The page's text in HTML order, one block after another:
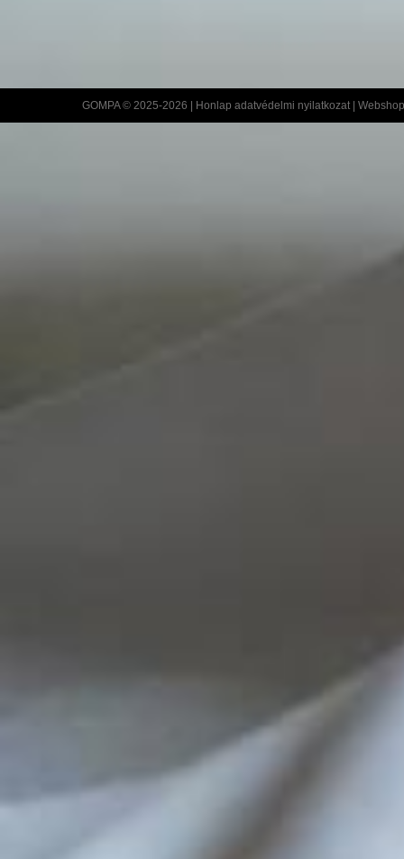
GOMPA © 2025-2026 | Honlap adatvédelmi nyilatkozat|